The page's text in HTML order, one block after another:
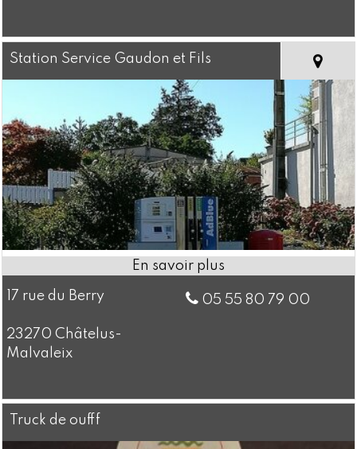
Station Service Gaudon et Fils
17 rue du Berry
23270 Châtelus-
Malvaleix
05 55 80 79 00
Truck de oufff